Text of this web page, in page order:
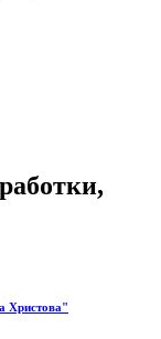
Христова"